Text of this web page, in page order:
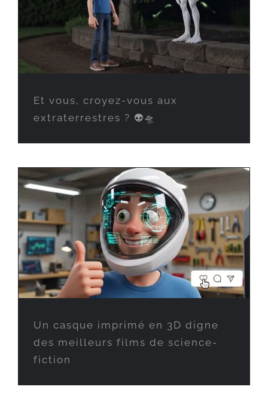
Et vous, croyez-vous aux
extraterrestres ? 👽🛸
Un casque imprimé en 3D digne
des meilleurs films de science-
fiction